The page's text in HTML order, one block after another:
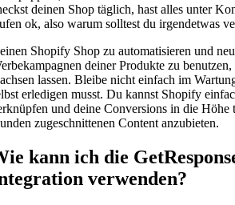
deinen Shop täglich, hast alles unter
ok, also warum solltest du irgendetwas
Shopify Shop zu automatisieren und
deiner Produkte zu
lassen. Bleibe nicht einfach im
erledigen musst. Du kannst Shopify
und deine Conversions in die Höhe
zugeschnittenen Content anzubieten.
kann ich die
verwenden?